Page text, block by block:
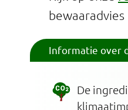
bewaaradvies
Informatie over
De